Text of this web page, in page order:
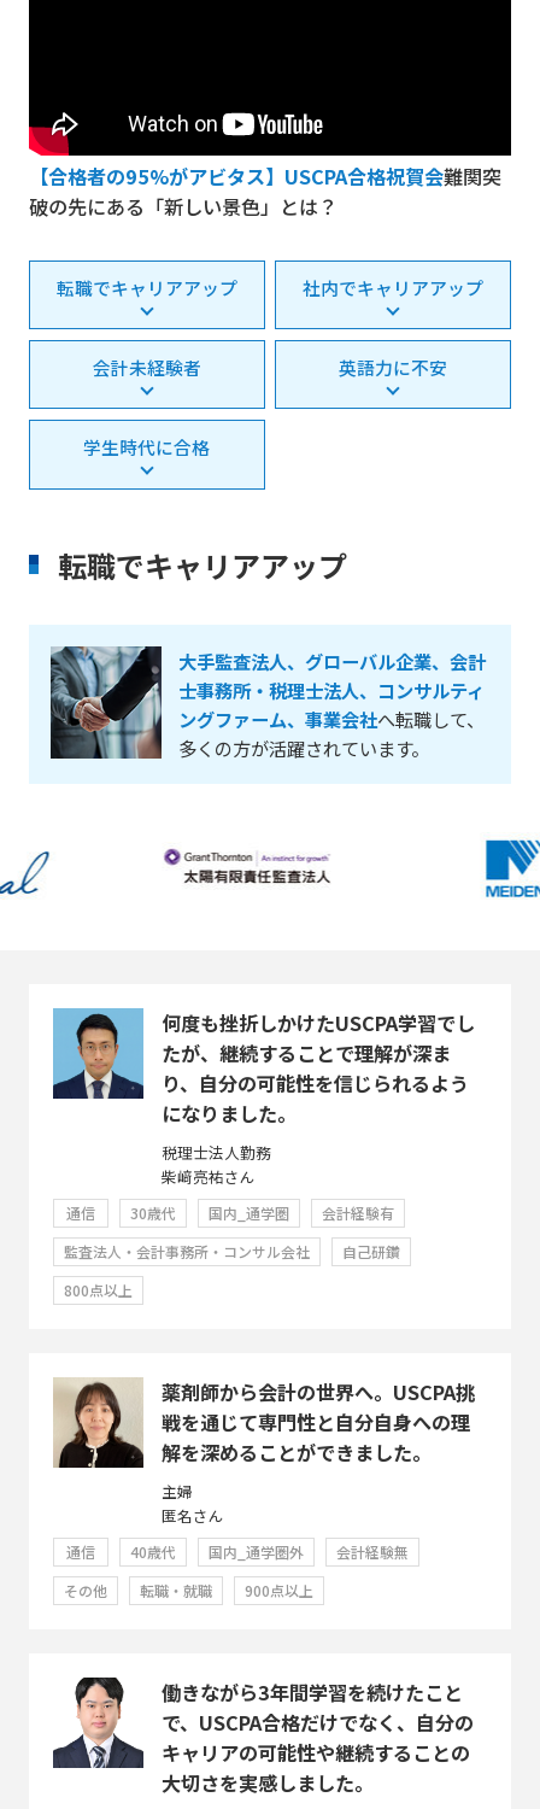
【合格者の95%がアビタス】USCPA合格祝賀会難関突
破の先にある「新しい景色」とは？
転職でキャリアアップ 社内でキャリアアップ
会計未経験者 英語力に不安
学生時代に合格
転職でキャリアアップ
大手監査法人、グローバル企業、会計
士事務所・税理士法人、コンサルティ
ングファーム、事業会社へ転職して、
多くの方が活躍されています。
何度も挫折しかけたUSCPA学習でし
たが、継続することで理解が深ま
り、自分の可能性を信じられるよう
になりました。
税理士法人勤務
柴﨑亮祐さん
通信 30歳代 国内_通学圏
会計経験有
監査法人・会計事務所・コンサル会社
自己研鑽
800点以上
薬剤師から会計の世界へ。USCPA挑
戦を通じて専門性と自分自身への理
解を深めることができました。
主婦
匿名さん
通信 40歳代 国内_通学圏外
会計経験無
その他
転職・就職 900点以上
働きながら3年間学習を続けたこと
で、USCPA合格だけでなく、自分の
キャリアの可能性や継続することの
大切さを実感しました。